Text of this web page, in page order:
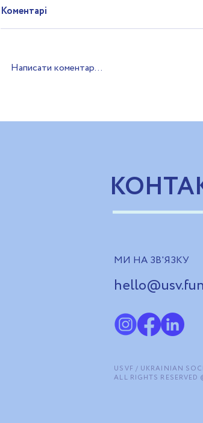
центри переймали досвід
Коментарі
Написати коментар...
МИ НА ЗВ'ЯЗКУ
USVF / UKRAINIAN
ALL RIGHTS